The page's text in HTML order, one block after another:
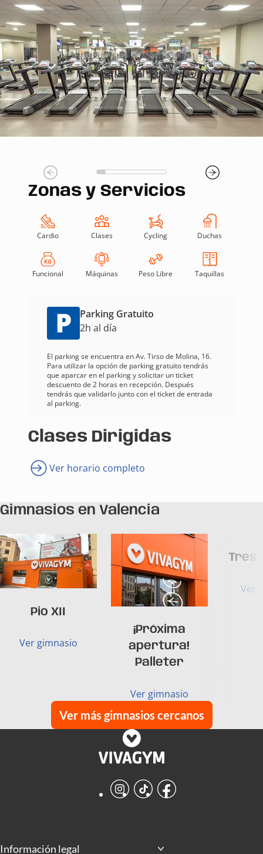
Zonas y Servicios
Cardio Clases Cycling Duchas
Funcional Máquinas Peso Libre Taquillas
Parking Gratuito
2h al día
El parking se encuentra en Av. Tirso de Molina, 16.
Para utilizar la opción de parking gratuito tendrás
que aparcar en el parking y solicitar un ticket
descuento de 2 horas en recepción. Después
tendrás que validarlo junto con el ticket de entrada
al parking.
Clases Dirigidas
Ver horario completo
Gimnasios en Valencia
Pio XII
Ver gimnasio
¡Próxima
apertura!
Palleter
Ver gimnasio
Tres
Ver
Ver más gimnasios cercanos
Instagram
TikTokFacebook
Información legal